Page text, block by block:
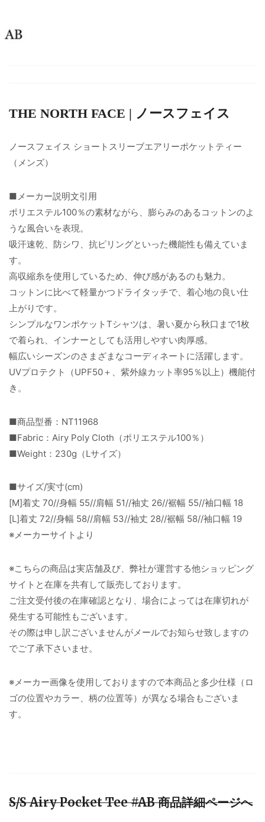
THE NORTH FACE | ノースフェイス
ノースフェイス ショートスリーブエアリーポケットティー
（メンズ）
■メーカー説明文引用
ポリエステル100％の素材ながら、膨らみのあるコットンのよ
うな風合いを表現。
吸汗速乾、防シワ、抗ピリングといった機能性も備えていま
す。
高収縮糸を使用しているため、伸び感があるのも魅力。
コットンに比べて軽量かつドライタッチで、着心地の良い仕
上がりです。
シンプルなワンポケットTシャツは、暑い夏から秋口まで1枚
で着られ、インナーとしても活用しやすい肉厚感。
幅広いシーズンのさまざまなコーディネートに活躍します。
UVプロテクト（UPF50＋、紫外線カット率95％以上）機能付
き。
■商品型番：NT11968
■Fabric：Airy Poly Cloth（ポリエステル100％）
■Weight：230g（Lサイズ）
■サイズ/実寸(cm)
[M]着丈 70//身幅 55//肩幅 51//袖丈 26//裾幅 55//袖口幅 18
[L]着丈 72//身幅 58//肩幅 53//袖丈 28//裾幅 58//袖口幅 19
※メーカーサイトより
※こちらの商品は実店舗及び、弊社が運営する他ショッピング
サイトと在庫を共有して販売しております。
ご注文受付後の在庫確認となり、場合によっては在庫切れが
発生する可能性もございます。
その際は申し訳ございませんがメールでお知らせ致しますの
でご了承下さいませ。
※メーカー画像を使用しておりますので本商品と多少仕様（ロ
ゴの位置やカラー、柄の位置等）が異なる場合もございま
す。
S/S Airy Pocket Tee #AB 商品詳細ページへ